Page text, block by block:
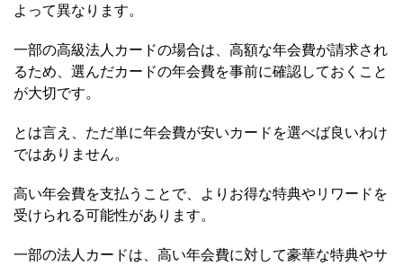
よって異なります。
一部の高級法人カードの場合は、高額な年会費が請求され
るため、選んだカードの年会費を事前に確認しておくこと
が大切です。
とは言え、ただ単に年会費が安いカードを選べば良いわけ
ではありません。
高い年会費を支払うことで、よりお得な特典やリワードを
受けられる可能性があります。
一部の法人カードは、高い年会費に対して豪華な特典やサ